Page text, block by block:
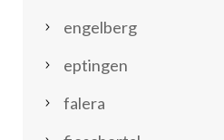
engelberg
eptingen
falera